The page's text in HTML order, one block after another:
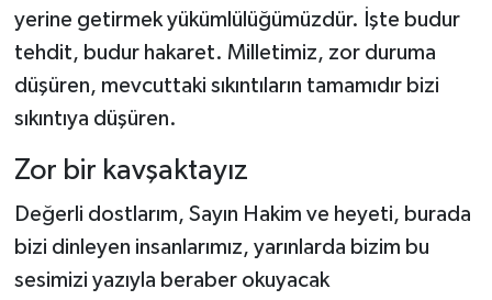
yerine getirmek yükümlülüğümüzdür. İşte budur
tehdit, budur hakaret. Milletimiz, zor duruma
düşüren, mevcuttaki sıkıntıların tamamıdır bizi
sıkıntıya düşüren.
Zor bir kavşaktayız
Değerli dostlarım, Sayın Hakim ve heyeti, burada
bizi dinleyen insanlarımız, yarınlarda bizim bu
sesimizi yazıyla beraber okuyacak